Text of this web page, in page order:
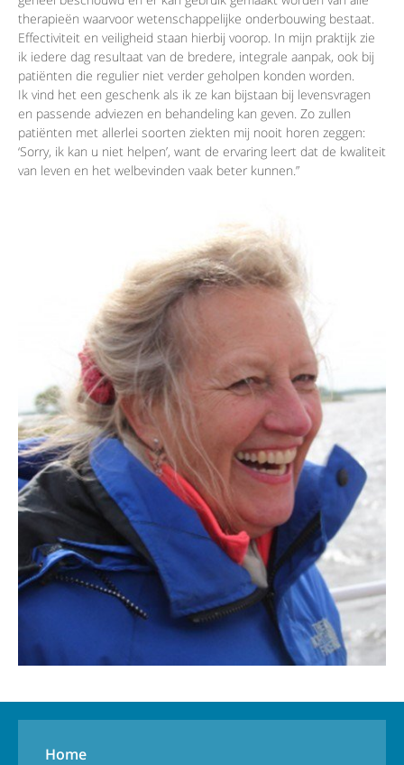
therapieën waarvoor wetenschappelijke onderbouwing bestaat.
Effectiviteit en veiligheid staan hierbij voorop. In mijn praktijk zie
ik iedere dag resultaat van de bredere, integrale aanpak, ook bij
patiënten die regulier niet verder geholpen konden worden.
Ik vind het een geschenk als ik ze kan bijstaan bij levensvragen
en passende adviezen en behandeling kan geven. Zo zullen
patiënten met allerlei soorten ziekten mij nooit horen zeggen:
‘Sorry, ik kan u niet helpen’, want de ervaring leert dat de kwaliteit
van leven en het welbevinden vaak beter kunnen.”
Home